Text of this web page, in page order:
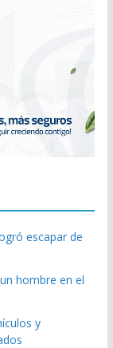
escapar de
hombre en el
y